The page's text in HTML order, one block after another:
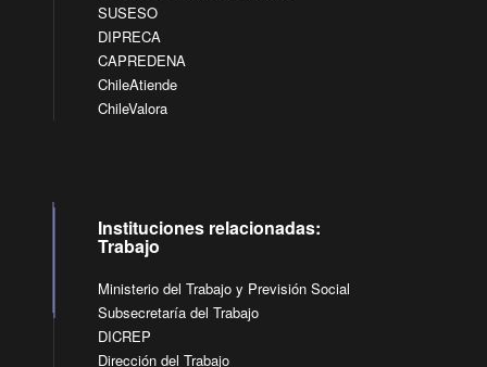
SUSESO
DIPRECA
CAPREDENA
ChileAtiende
ChileValora
Instituciones relacionadas:
Trabajo
Ministerio del Trabajo y Previsión Social
Subsecretaría del Trabajo
DICREP
Dirección del Trabajo